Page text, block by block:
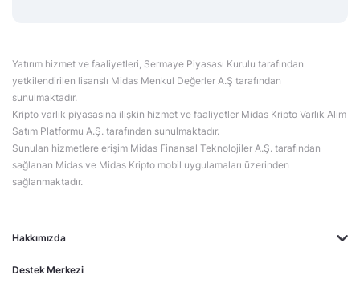
Hakkımızda
Destek Merkezi
Yatırım hizmet ve faaliyetleri, Sermaye Piyasası Kurulu tarafından
yetkilendirilen lisanslı Midas Menkul Değerler A.Ş tarafından
sunulmaktadır.
Kripto varlık piyasasına ilişkin hizmet ve faaliyetler Midas Kripto Varlık Alım
Satım Platformu A.Ş. tarafından sunulmaktadır.
Sunulan hizmetlere erişim Midas Finansal Teknolojiler A.Ş. tarafından
sağlanan Midas ve Midas Kripto mobil uygulamaları üzerinden
sağlanmaktadır.